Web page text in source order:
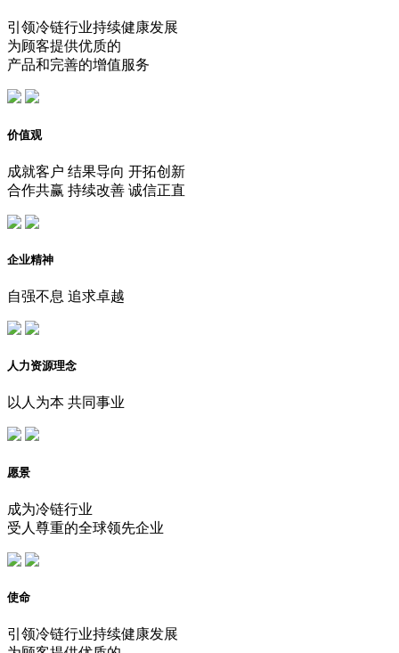
引领冷链行业持续健康发展
为顾客提供优质的
产品和完善的增值服务
价值观
成就客户 结果导向 开拓创新
合作共赢 持续改善 诚信正直
企业精神
自强不息 追求卓越
人力资源理念
以人为本 共同事业
愿景
成为冷链行业
受人尊重的全球领先企业
使命
引领冷链行业持续健康发展